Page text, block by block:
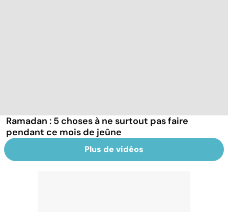
Ramadan : 5 choses à ne surtout pas faire
pendant ce mois de jeûne
Plus de vidéos